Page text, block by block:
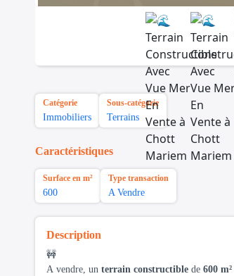
Catégorie
Immobiliers
Sous-catégorie
Terrains
Caractéristiques
Surface en m²
600
Type transaction
A Vendre
Description
🚧
A vendre, un terrain constructible de 600 m²